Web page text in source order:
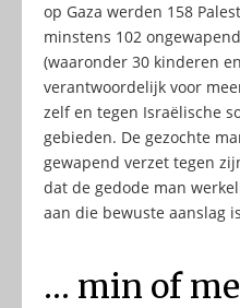
op Gaza werden 158
minstens 102
(waaronder 30 kinderen
verantwoordelijk voor
zelf en tegen Israëlische
gebieden. De gezochte
gewapend verzet tegen
dat de gedode man
aan die bewuste aanslag
… min of